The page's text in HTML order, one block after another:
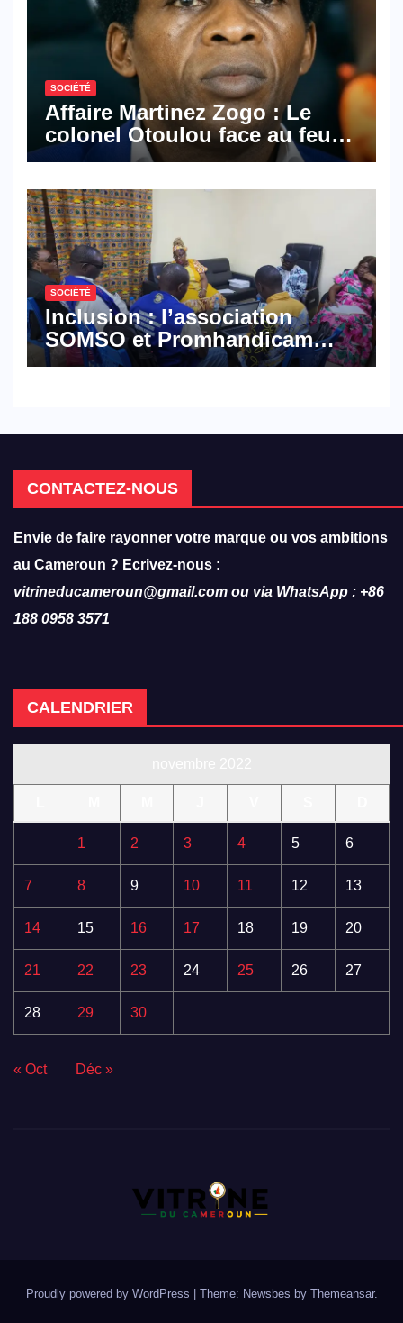
SOCIÉTÉ
Affaire Martinez Zogo : Le
colonel Otoulou face au feu
croisé des avocats de la
SOCIÉTÉ
Inclusion : l’association
SOMSO et Promhandicam
militent en faveur d’une
CONTACTEZ-NOUS
Envie de faire rayonner votre marque ou vos ambitions
au Cameroun ? Ecrivez-nous :
vitrineducameroun@gmail.com ou via WhatsApp : +86
188 0958 3571
CALENDRIER
1 2 3 4 5 6
7 8 9 10 11 12 13
14 15 16 17 18 19 20
21 22 23 24 25 26 27
28 29 30
« Oct Déc »
Proudly powered by WordPress Theme: Newsbes by Themeansar.